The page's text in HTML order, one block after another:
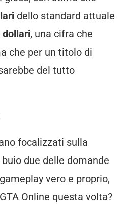
dello standard attuale
dollari, una cifra che
che per un titolo di
del tutto
focalizzati sulla
due delle domande
vero e proprio,
Online questa volta?